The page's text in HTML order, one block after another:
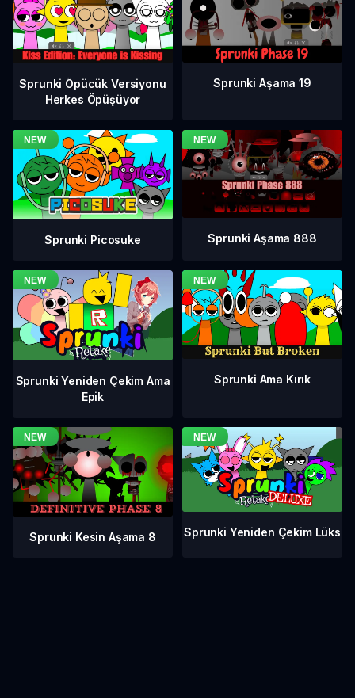
Sprunki Öpücük Versiyonu
Herkes Öpüşüyor
Sprunki Aşama 19
Sprunki Picosuke Sprunki Aşama 888
Sprunki Yeniden Çekim Ama
Epik
Sprunki Ama Kırık
Sprunki Kesin Aşama 8 Sprunki Yeniden Çekim Lüks